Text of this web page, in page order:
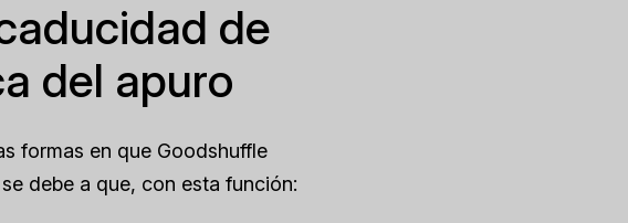
de
del apuro
formas en que Goodshuffle
debe a que, con esta función: